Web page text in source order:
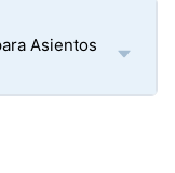
Asientos